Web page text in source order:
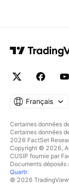
Français
Certaines données
Certaines données
2026 FactSet
Copyright © 2026,
CUSIP fournie par
Documents déposés
Quartr.
© 2026